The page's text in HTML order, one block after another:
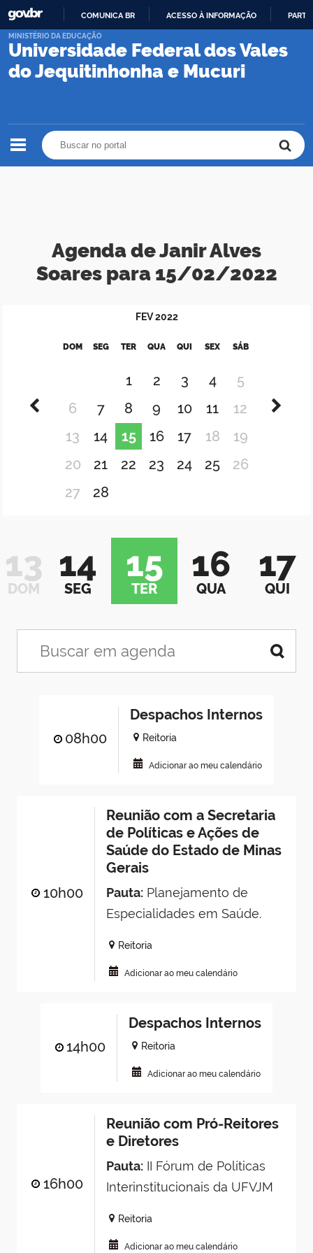
PARA
CONTEÚDO
COMUNICA BR ACESSO À INFORMAÇÃO
Universidade Federal dos Vales
do Jequitinhonha e Mucuri
MINISTÉRIO DA EDUCAÇÃO
Agenda de Janir Alves
Soares para 15/02/2022
FEV 2022
DOM SEG TER QUA QUI SEX SÁB
1 2 3 4
5
6
7 8 9 10 11
12
13
14 15 16 17 18
19
20
21 22 23 24 25
26
27
28
13
DOM
14
SEG
15
TER
16
QUA
17
QUI
08h00
Despachos Internos
Reitoria
Adicionar ao meu calendário
10h00
Reunião com a Secretaria
de Políticas e Ações de
Saúde do Estado de Minas
Gerais
Pauta:Planejamento de
Especialidades em Saúde.
Reitoria
Adicionar ao meu calendário
14h00
Despachos Internos
Reitoria
Adicionar ao meu calendário
16h00
Reunião com Pró-Reitores
e Diretores
Pauta:II Fórum de Políticas
Interinstitucionais da UFVJM
Reitoria
Adicionar ao meu calendário